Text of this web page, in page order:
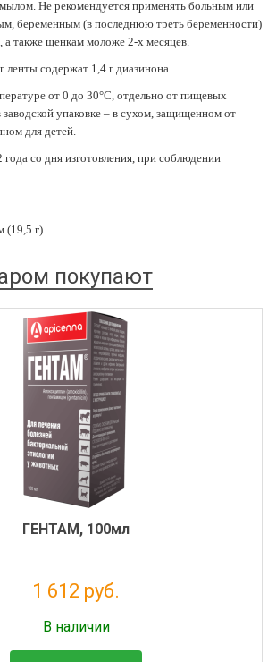
Не рекомендуется применять больным или
беременным (в последнюю треть беременности)
также щенкам моложе 2-х месяцев.
ленты содержат 1,4 г диазинона.
от 0 до 30°С, отдельно от пищевых
упаковке – в сухом, защищенном от
для детей.
года со дня изготовления, при соблюдении
(19,5 г)
покупают
ГЕНТАМ, 100мл
1 612 руб.
В наличии